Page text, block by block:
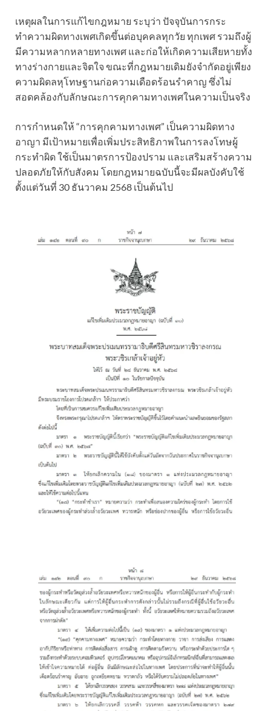
เหตุผลในการแก้ไขกฎหมาย ระบุว่า ปัจจุบันการกระ
ทำความผิดทางเพศเกิดขึ้นต่อบุคคลทุกวัย ทุกเพศ รวมถึงผู้
มีความหลากหลายทางเพศ และก่อให้เกิดความเสียหายทั้ง
ทางร่างกายและจิตใจ ขณะที่กฎหมายเดิมยังจำกัดอยู่เพียง
ความผิดลหุโทษฐานก่อความเดือดร้อนรำคาญ ซึ่งไม่
สอดคล้องกับลักษณะการคุกคามทางเพศในความเป็นจริง
การกำหนดให้ “การคุกคามทางเพศ” เป็นความผิดทาง
อาญา มีเป้าหมายเพื่อเพิ่มประสิทธิภาพในการลงโทษผู้
กระทำผิด ใช้เป็นมาตรการป้องปราม และเสริมสร้างความ
ปลอดภัยให้กับสังคม โดยกฎหมายฉบับนี้จะมีผลบังคับใช้
ตั้งแต่วันที่ 30 ธันวาคม 2568 เป็นต้นไป